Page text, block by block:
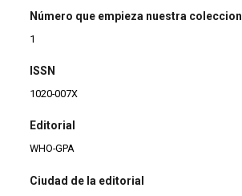
Número que empieza nuestra coleccion
1
ISSN
1020-007X
Editorial
WHO-GPA
Ciudad de la editorial